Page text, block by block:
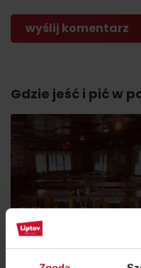
Gdzie jeść i pić w
Koliba Janosika
Liptovská Osada
Przyjazd